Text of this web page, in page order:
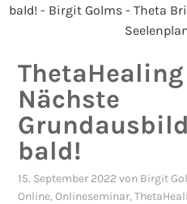
Nächste
bald!
15. September 2022 von Birgit
Online,Onlineseminar,